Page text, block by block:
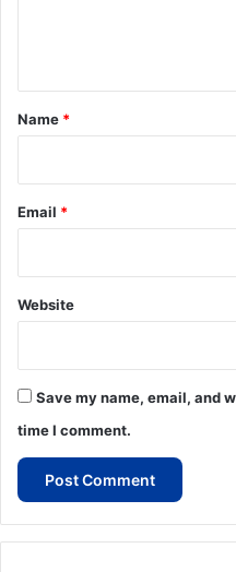
*
Name *
Email *
Website
Save my name, email, and
time I comment.